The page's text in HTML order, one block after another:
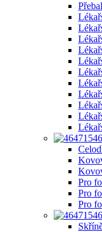
Pro
Pro
Pro